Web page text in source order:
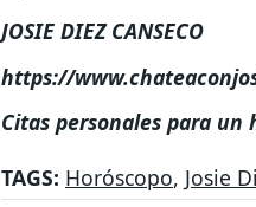
JOSIE DIEZ CANSECO
https://
Citas personales para un
TAGS: Horóscopo, Josie